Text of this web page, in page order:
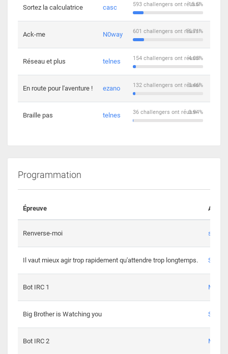
Sortez la calculatrice casc 15.5%
593 challengers ont réussi
Ack-me N0way 15.71%
601 challengers ont réussi
Réseau et plus telnes 4.03%
154 challengers ont réussi
En route pour l'aventure ! ezano 3.46%
132 challengers ont réussi
Braille pas telnes 0.94%
36 challengers ont réussi
Programmation
Épreuve Auteur
Renverse-moi s3th
Il vaut mieux agir trop rapidement qu'attendre trop longtemps. Spl3en
Bot IRC 1
Big Brother is Watching you
Bot IRC 2